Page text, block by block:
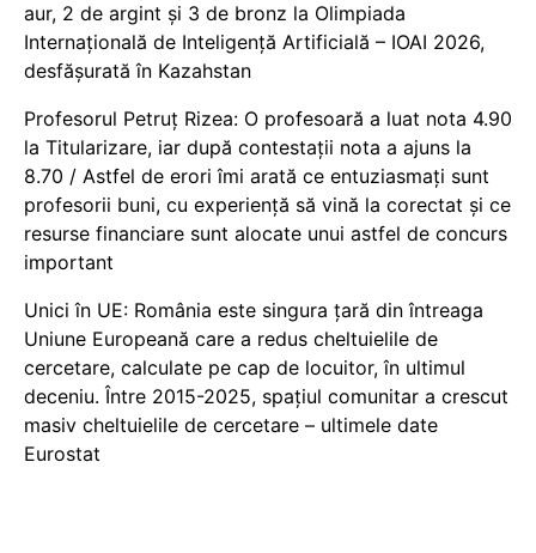
aur, 2 de argint și 3 de bronz la Olimpiada
Internațională de Inteligență Artificială – IOAI 2026,
desfășurată în Kazahstan
Profesorul Petruț Rizea: O profesoară a luat nota 4.90
la Titularizare, iar după contestații nota a ajuns la
8.70 / Astfel de erori îmi arată ce entuziasmați sunt
profesorii buni, cu experiență să vină la corectat și ce
resurse financiare sunt alocate unui astfel de concurs
important
Unici în UE: România este singura țară din întreaga
Uniune Europeană care a redus cheltuielile de
cercetare, calculate pe cap de locuitor, în ultimul
deceniu. Între 2015-2025, spațiul comunitar a crescut
masiv cheltuielile de cercetare – ultimele date
Eurostat